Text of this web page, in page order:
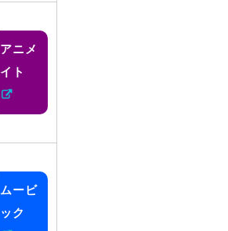
アニメ
イト
ムービ
ック